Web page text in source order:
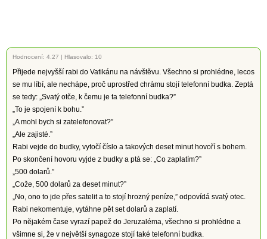
Hodnocení: 4.27 | Hlasovalo: 10
Přijede nejvyšší rabi do Vatikánu na návštěvu. Všechno si prohlédne, lecos
se mu líbí, ale nechápe, proč uprostřed chrámu stojí telefonní budka. Zeptá
se tedy: „Svatý otče, k čemu je ta telefonní budka?”
„To je spojení k bohu.”
„A mohl bych si zatelefonovat?”
„Ale zajisté.”
Rabi vejde do budky, vytočí číslo a takových deset minut hovoří s bohem.
Po skončení hovoru vyjde z budky a ptá se: „Co zaplatím?”
„500 dolarů.”
„Cože, 500 dolarů za deset minut?”
„No, ono to jde přes satelit a to stojí hrozný peníze,” odpovídá svatý otec.
Rabi nekomentuje, vytáhne pět set dolarů a zaplatí.
Po nějakém čase vyrazí papež do Jeruzaléma, všechno si prohlédne a
všimne si, že v největší synagoze stojí také telefonní budka.